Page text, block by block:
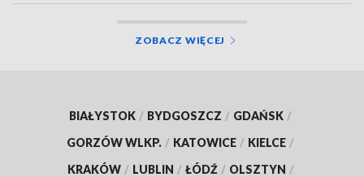
ZOBACZ WIĘCEJ
BIAŁYSTOK / BYDGOSZCZ / GDAŃSK /
GORZÓW WLKP. / KATOWICE / KIELCE /
KRAKÓW / LUBLIN / ŁÓDŹ / OLSZTYN /